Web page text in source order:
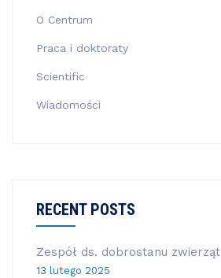
O Centrum
Praca i doktoraty
Scientific
Wiadomości
RECENT POSTS
Zespół ds. dobrostanu zwierząt
13 lutego 2025